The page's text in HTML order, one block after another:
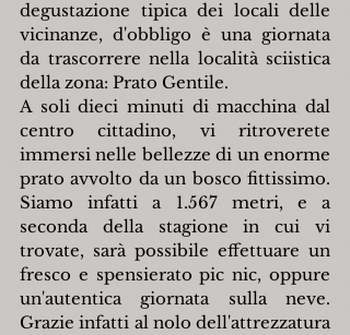
degustazione tipica dei locali delle
vicinanze, d'obbligo è una giornata
da trascorrere nella località sciistica
della zona: Prato Gentile.
A soli dieci minuti di macchina dal
centro cittadino, vi ritroverete
immersi nelle bellezze di un enorme
prato avvolto da un bosco fittissimo.
Siamo infatti a 1.567 metri, e a
seconda della stagione in cui vi
trovate, sarà possibile effettuare un
fresco e spensierato pic nic, oppure
un'autentica giornata sulla neve.
Grazie infatti al nolo dell'attrezzatura